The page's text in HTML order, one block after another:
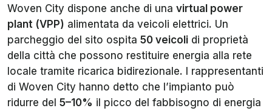
Woven City dispone anche di una virtual power
plant (VPP) alimentata da veicoli elettrici. Un
parcheggio del sito ospita 50 veicoli di proprietà
della città che possono restituire energia alla rete
locale tramite ricarica bidirezionale. I rappresentanti
di Woven City hanno detto che l’impianto può
ridurre del 5–10% il picco del fabbisogno di energia